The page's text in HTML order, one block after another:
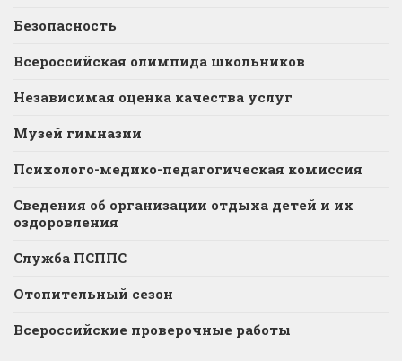
Безопасность
Всероссийская олимпида школьников
Независимая оценка качества услуг
Музей гимназии
Психолого-медико-педагогическая комиссия
Сведения об организации отдыха детей и их
оздоровления
Служба ПСППС
Отопительный сезон
Всероссийские проверочные работы